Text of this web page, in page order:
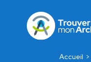
Accueil